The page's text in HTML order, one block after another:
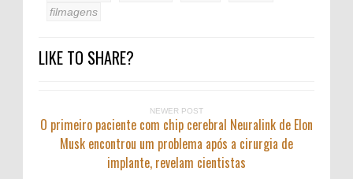
filmagens
LIKE TO SHARE?
NEWER POST
O primeiro paciente com chip cerebral Neuralink de Elon
Musk encontrou um problema após a cirurgia de
implante, revelam cientistas